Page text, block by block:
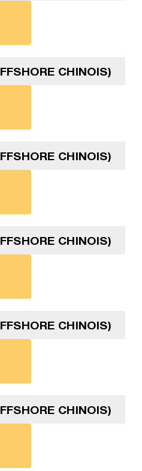
CHINOIS)
CHINOIS)
CHINOIS)
CHINOIS)
CHINOIS)